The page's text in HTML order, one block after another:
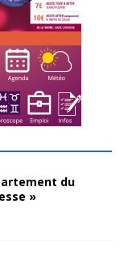
du
»